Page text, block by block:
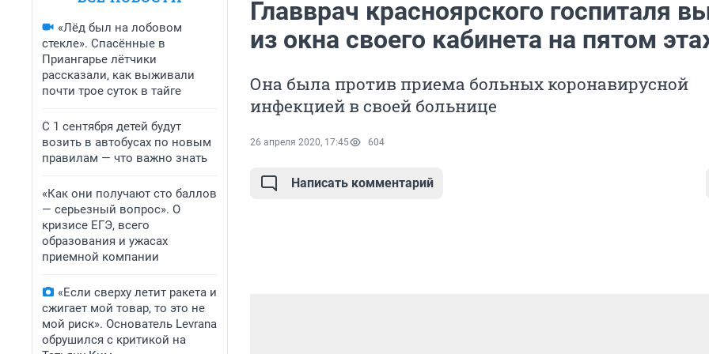
«Лёд был на лобовом
стекле». Спасённые в
Приангарье лётчики
рассказали, как выживали
почти трое суток в тайге
С 1 сентября детей будут
возить в автобусах по новым
правилам — что важно знать
«Как они получают сто баллов
— серьезный вопрос». О
кризисе ЕГЭ, всего
образования и ужасах
приемной компании
«Если сверху летит ракета и
сжигает мой товар, то это не
мой риск». Основатель Levrana
обрушился с критикой на
Главврач красноярского госпиталя
из окна своего кабинета на пятом
Она была против приема больных коронавирусной
инфекцией в своей больнице
26 апреля 2020, 17:45 604
Написать комментарий